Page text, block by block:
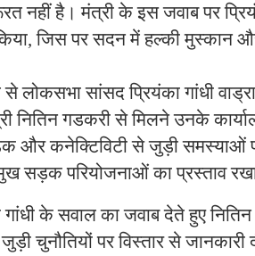
नहीं है। मंत्री के इस जवाब पर
जिस पर सदन में हल्की मुस्कान
लोकसभा सांसद प्रियंका गांधी
नितिन गडकरी से मिलने उनके
और कनेक्टिविटी से जुड़ी समस्याओं
सड़क परियोजनाओं का प्रस्ताव
के सवाल का जवाब देते हुए नितिन
चुनौतियों पर विस्तार से जानकारी